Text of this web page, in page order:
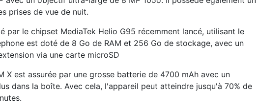
prises de vue de nuit.
par le chipset MediaTek Helio G95 récemment lancé, utilisant le
est doté de 8 Go de RAM et 256 Go de stockage, avec un
via une carte microSD
X est assurée par une grosse batterie de 4700 mAh avec un
dans la boîte. Avec cela, l'appareil peut atteindre jusqu'à 70% de